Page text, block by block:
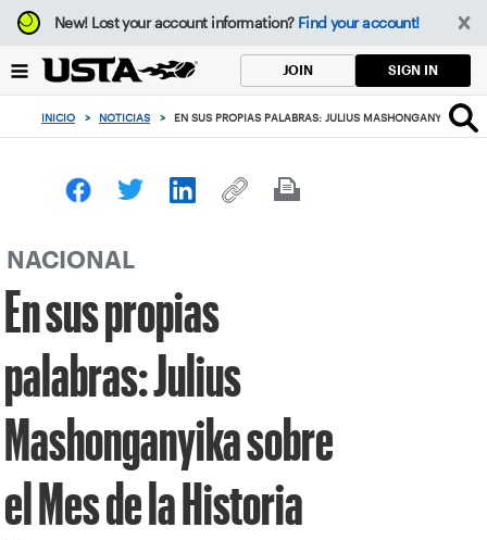
Enfoque
desde
botón
volver
principio
New!Lost your account information? Find your account!
JOIN SIGN IN
INICIO > NOTICIAS > EN SUS PROPIAS PALABRAS: JULIUS MASHONGANYIKA
NACIONAL
En sus propias
palabras: Julius
Mashonganyika sobre
el Mes de la Historia